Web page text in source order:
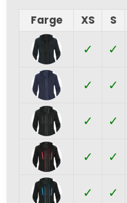
Farge
XS S
✓ ✓
✓ ✓
✓ ✓
✓ ✓
✓ ✓